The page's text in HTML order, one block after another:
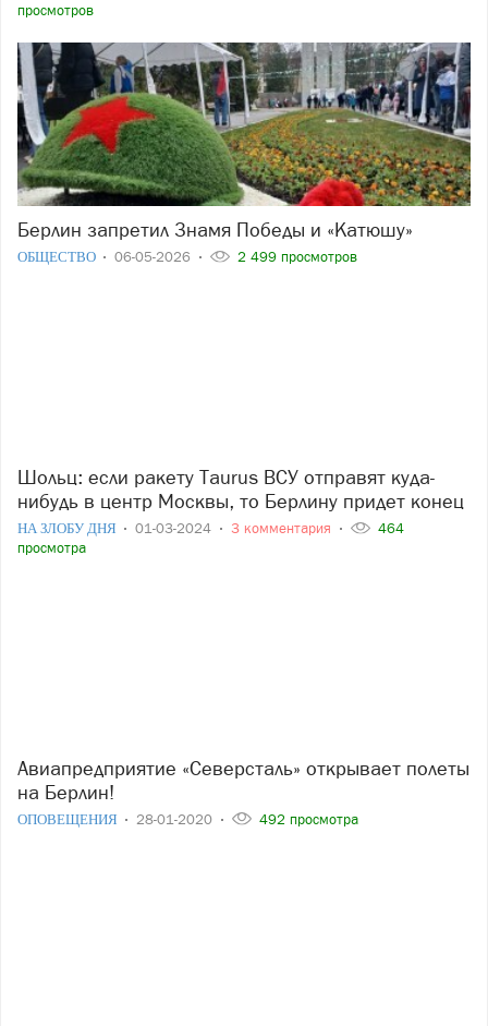
просмотров
Берлин запретил Знамя Победы и «Катюшу»
ОБЩЕСТВО 06-05-2026 2 499 просмотров
Шольц: если ракету Taurus ВСУ отправят куда-
нибудь в центр Москвы, то Берлину придет конец
НА ЗЛОБУ ДНЯ 01-03-2024 3 комментария
464
просмотра
Авиапредприятие «Северсталь» открывает полеты
на Берлин!
ОПОВЕЩЕНИЯ 28-01-2020 492 просмотра